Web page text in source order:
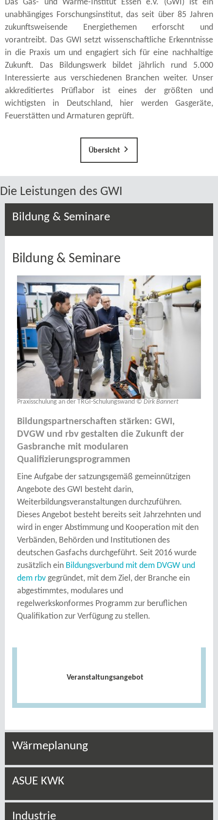
in die Praxis um und engagiert sich für eine nachhaltige
Zukunft. Das Bildungswerk bildet jährlich rund 5.000
Interessierte aus verschiedenen Branchen weiter. Unser
wichtigsten in Deutschland, hier werden Gasgeräte,
Feuerstätten und Armaturen geprüft.
Übersicht
Die Leistungen des GWI
Bildung & Seminare
Praxisschulung an der TRGI-​Schulungswand © Dirk Bannert
Bildungspartnerschaften stärken: GWI,
DVGW und rbv gestalten die Zukunft der
Gasbranche mit modularen
Eine Aufgabe der satzungsgemäß gemeinnützigen
Angebote des GWI besteht darin,
Weiterbildungsveranstaltungen durchzuführen.
wird in enger Abstimmung und Kooperation mit den
Verbänden, Behörden und Institutionen des
deutschen Gasfachs durchgeführt. Seit 2016 wurde
zusätzlich ein
gegründet, mit dem Ziel, der Branche ein
abgestimmtes, modulares und
regelwerkskonformes Programm zur beruflichen
Qualifikation zur Verfügung zu stellen.
Wärmeplanung
ASUE KWK
Industrie
Prüfungen